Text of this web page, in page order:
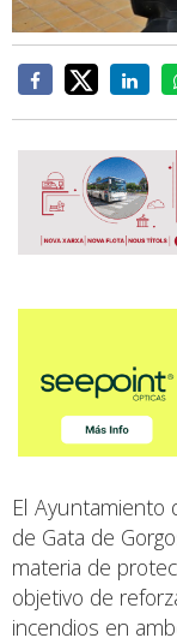
El Ayuntamiento
de Gata de
materia de
objetivo de
incendios en